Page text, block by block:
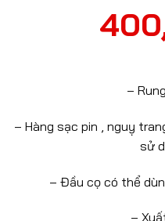
–
– Hàng sạc pin , nguỵ
sử
– Đầu cọ có thể
–